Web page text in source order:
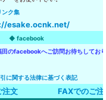
ンク集
esake.ocnk.net/
◆ facebook
田のfacebookへご訪問お待ちしており
に関する法律に基づく表記
注文
FAXでのご注